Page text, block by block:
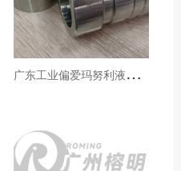
广
东工业偏爱玛努利液压产品的五大原因（代理深度分析）